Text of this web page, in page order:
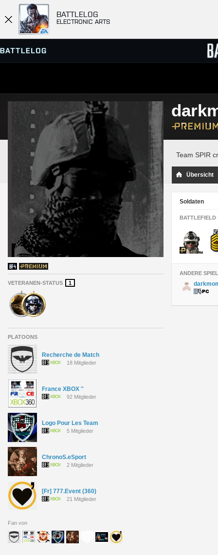
BATTLELOG
ELECTRONIC ARTS
SERVER-BROWSER
MATCHES
VETERANEN-STATUS 1
PLATOONS
Recherche de Match
18 Mitglieder
France XBOX ''
92 Mitglieder
Logo Pour Les Team
5 Mitglieder
ChronoS.eSport
2 Mitglieder
[Fr] 777.Event (360)
21 Mitglieder
Fan von
Team SPIR
Übersicht
Soldaten
BATTLEFIELD
ANDERE